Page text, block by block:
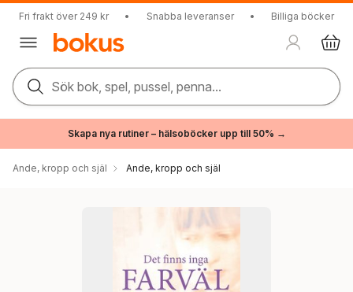
Fri frakt över 249 kr • Snabba leveranser • Billiga böcker
Sök bok, spel, pussel, penna...
Skapa nya rutiner – hälsoböcker upp till 50% →
Ande, kropp och själ Ande, kropp och själ